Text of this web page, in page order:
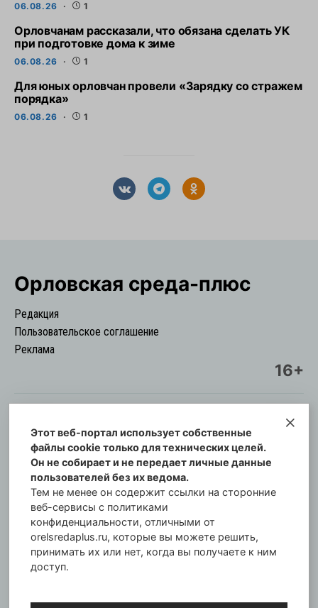
06.08.26 1
Орловчанам рассказали, что обязана сделать УК
при подготовке дома к зиме
06.08.26 1
Для юных орловчан провели «Зарядку со стражем
порядка»
06.08.26 1
Орловская cреда-плюс
Редакция
Пользовательское соглашение
Реклама
16+
© Информационный городской портал
Орловская cреда-плюс, 2021-2026
Свидетельство о регистрации СМИ: ПИ №57-
00254 от 29 октября 2013 г.
Газета зарегистрирована Управлением
Федеральной службы по надзору в сфере связи,
информационных технологий и массовых
коммуникаций по Орловской области.
Главный редактор: Татьяна Филёва
Этот веб-портал использует собственные
файлы cookie только для технических целей.
Он не собирает и не передает личные данные
пользователей без их ведома.
Тем не менее он содержит ссылки на сторонние
веб-сервисы с политиками
конфиденциальности, отличными от
orelsredaplus.ru, которые вы можете решить,
принимать их или нет, когда вы получаете к ним
доступ.